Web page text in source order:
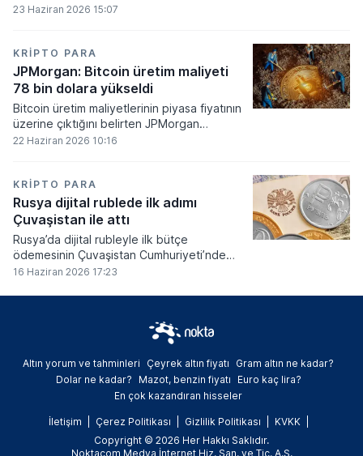
iki haftanın en düşük seviyesini gördü.
23 Haziran 2026 15:07
KRIPTO PARA
JPMorgan: Bitcoin üretim maliyeti
78 bin dolara yükseldi
Bitcoin üretim maliyetlerinin piyasa fiyatının
üzerine çıktığını belirten JPMorgan
analistleri, madencilik sektöründeki kârlılık
22 Haziran 2026 10:16
KRIPTO PARA
Rusya dijital rublede ilk adımı
Çuvaşistan ile attı
Rusya’da dijital rubleyle ilk bütçe
ödemesinin Çuvaşistan Cumhuriyeti’nde
gerçekleştirildiği bildirildi.
16 Haziran 2026 17:23
Altın yorum ve tahminleri Çeyrek altın fiyatı
Gram altın ne kadar?
Dolar ne kadar?
Mazot, benzin fiyatı
Euro kaç lira?
En çok kazandıran hisseler
İletişim Çerez Politikası Gizlilik Politikası
KVKK
Copyright © 2026 Her Hakkı Saklıdır.
Noktacom Medya İnternet Hiz. San. ve Tic. A.Ş.